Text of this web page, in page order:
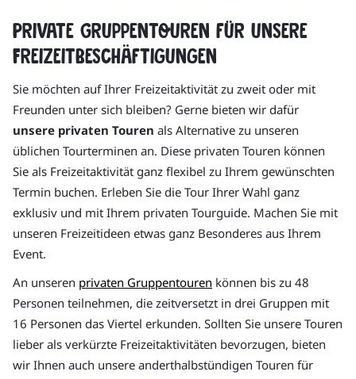
Private Gruppentouren für unsere
Freizeitbeschäftigungen
Sie möchten auf Ihrer Freizeitaktivität zu zweit oder mit
Freunden unter sich bleiben? Gerne bieten wir dafür
unsere privaten Touren als Alternative zu unseren
üblichen Tourterminen an. Diese privaten Touren können
Sie als Freizeitaktivität ganz flexibel zu Ihrem gewünschten
Termin buchen. Erleben Sie die Tour Ihrer Wahl ganz
exklusiv und mit Ihrem privaten Tourguide. Machen Sie mit
unseren Freizeitideen etwas ganz Besonderes aus Ihrem
Event.
An unseren privaten Gruppentouren können bis zu 48
Personen teilnehmen, die zeitversetzt in drei Gruppen mit
16 Personen das Viertel erkunden. Sollten Sie unsere Touren
lieber als verkürzte Freizeitaktivitäten bevorzugen, bieten
wir Ihnen auch unsere anderthalbstündigen Touren für